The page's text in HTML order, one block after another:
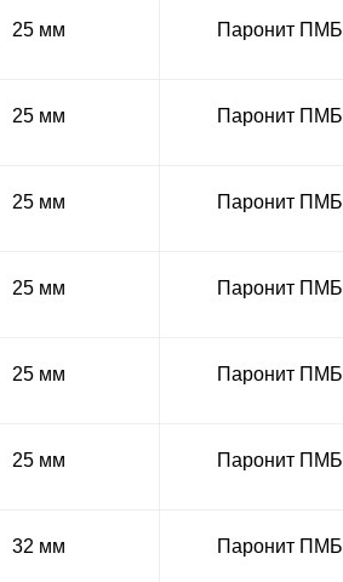
25 мм Паронит ПМБ
25 мм Паронит ПМБ
25 мм Паронит ПМБ
25 мм Паронит ПМБ
25 мм Паронит ПМБ
25 мм Паронит ПМБ
32 мм Паронит ПМБ